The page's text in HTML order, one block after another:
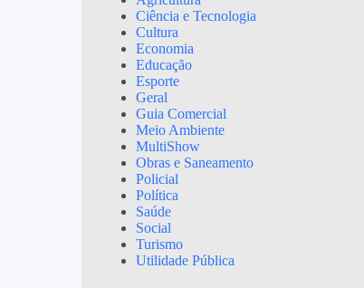
Ciência e Tecnologia
Cultura
Economia
Educação
Esporte
Geral
Guia Comercial
Meio Ambiente
MultiShow
Obras e Saneamento
Policial
Política
Saúde
Social
Turismo
Utilidade Pública